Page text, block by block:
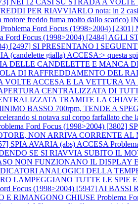
PER RIAVVIARLO nota: in 2 casi
freddo fuma molto dallo scarico)
Problema Ford Focus (1998>2004)
Ford Focus (1998>2004) [2484] AGLI
[2497] SI PRESENTANO I
gialla) ACCESA:> questa
DELLE CANDELETTE E MANCA
DI RAFFREDDAMENTO DEL
VOLTE ACCESA E LA VETTURA VA
CENTRALIZZATA DI
TRAMITE LA CHIAVE
BASSO 700rpm, TENDE A
si notava sul corpo farfallato che
Ford Focus (1998>2004) [3802]
NON ARRIVA CORRENTE
SPIA AVARIA (abs) ACCESA
SE SI RIAVVIA SUBITO IL
NON FUNZIONANO IL DISPLAY
ANALOGICI DELLA
LAMPEGGIANO TUTTE LE SPIE
Focus (1998>2004) [5947] AI BASSI
E RIMANGONO CHIUSE Problema